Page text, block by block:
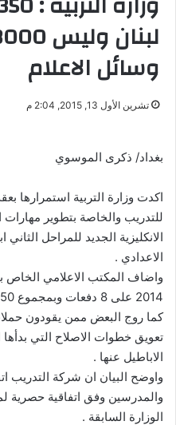
وسائل الاعلام
تشرين الأول 13, 2015, 2:04 م
بغداد/ ذكرى الموسوي
اكدت وزارة التربية استمرارها
للتدريب والخاصة بتطوير مهارات
الانكليزية الجديد للمراحل
الاعدادي .
واضاف المكتب الاعلامي الخاص
كما روج البعض ممن يقودون
تعويق خطوات الاصلاح التي بدأها
الاباطيل عنها .
واوضح البيان ان شركة التدريب
الوزارة السابقة .